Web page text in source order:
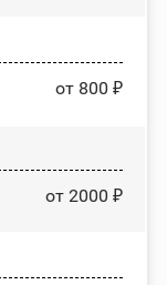
от 800 ₽
от 2000 ₽